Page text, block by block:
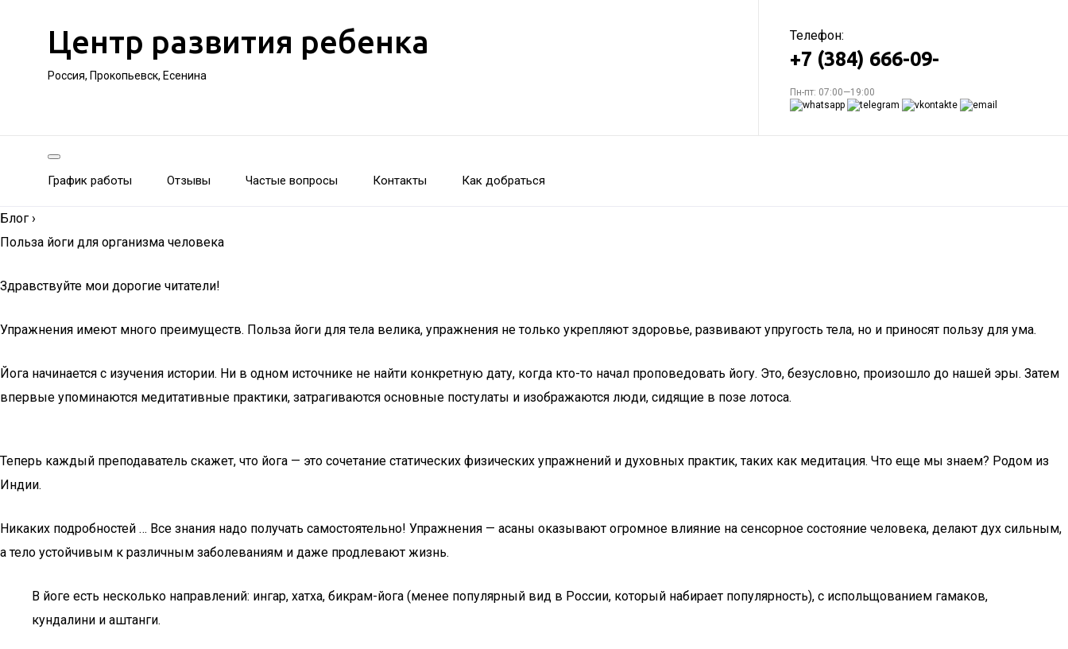
Центр развития ребенка
Россия, Прокопьевск, Есенина
Телефон:
+7 (384) 666-09-
Пн-пт: 07:00—19:00
График работы Отзывы Частые вопросы Контакты Как добраться
Блог ›
Польза йоги для организма человека
Здравствуйте мои дорогие читатели!
Упражнения имеют много преимуществ. Польза йоги для тела велика, упражнения не только укрепляют здоровье, развивают упругость тела, но и приносят пользу для ума.
Йога начинается с изучения истории. Ни в одном источнике не найти конкретную дату, когда кто-то начал проповедовать йогу. Это, безусловно, произошло до нашей эры. Затем
впервые упоминаются медитативные практики, затрагиваются основные постулаты и изображаются люди, сидящие в позе лотоса.
Теперь каждый преподаватель скажет, что йога — это сочетание статических физических упражнений и духовных практик, таких как медитация. Что еще мы знаем? Родом из
Индии.
Никаких подробностей … Все знания надо получать самостоятельно! Упражнения — асаны оказывают огромное влияние на сенсорное состояние человека, делают дух сильным,
а тело устойчивым к различным заболеваниям и даже продлевают жизнь.
В йоге есть несколько направлений: ингар, хатха, бикрам-йога (менее популярный вид в России, который набирает популярность), с испольщованием гамаков,
кундалини и аштанги.